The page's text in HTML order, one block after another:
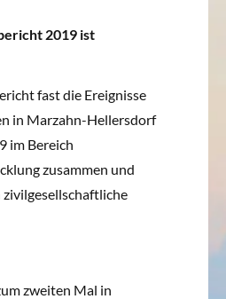
2019 ist
fast die Ereignisse
in Marzahn-Hellersdorf
im Bereich
zusammen und
zweiten Mal in